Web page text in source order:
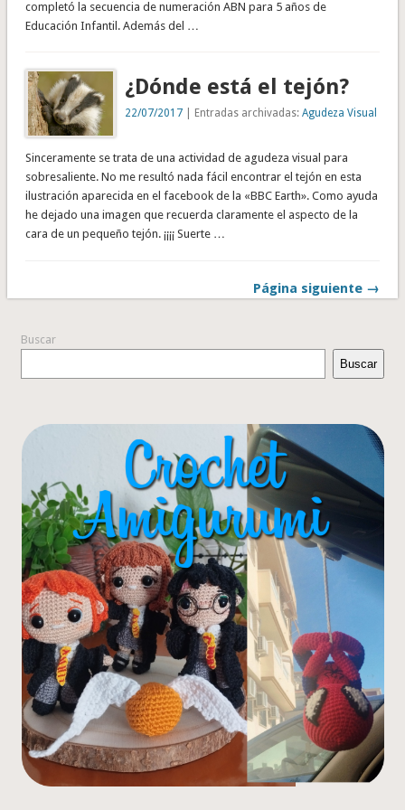
completó la secuencia de numeración ABN para 5 años de
Educación Infantil. Además del …
¿Dónde está el tejón?
22/07/2017 | Entradas archivadas:Agudeza Visual
Sinceramente se trata de una actividad de agudeza visual para
sobresaliente. No me resultó nada fácil encontrar el tejón en esta
ilustración aparecida en el facebook de la «BBC Earth». Como ayuda
he dejado una imagen que recuerda claramente el aspecto de la
cara de un pequeño tejón. ¡¡¡¡ Suerte …
Página siguiente →
Buscar
Buscar